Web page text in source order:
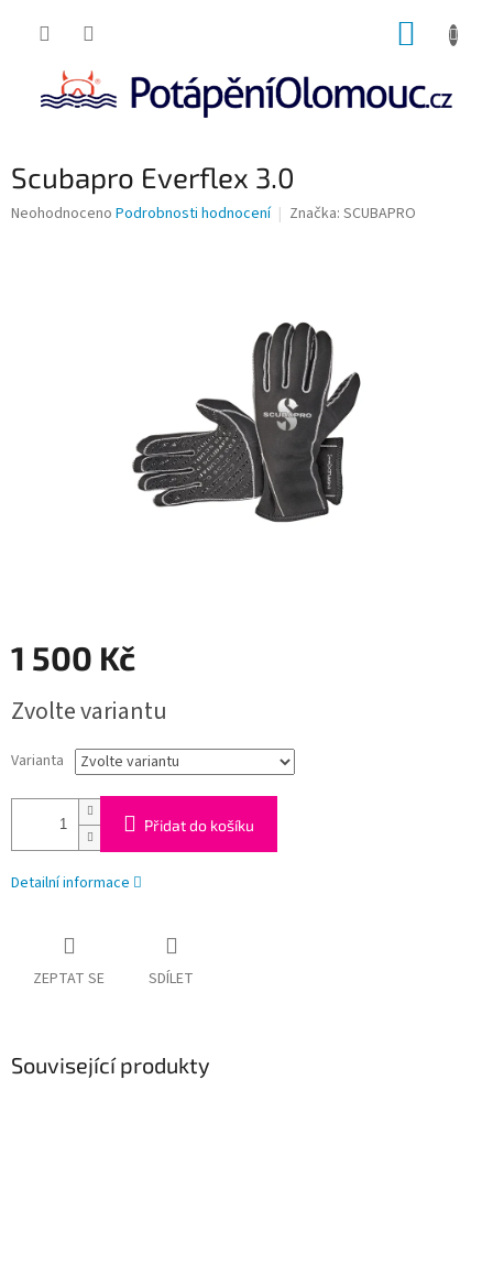
Scubapro Everflex 3.0
Průměrné
Neohodnoceno Podrobnosti hodnocení Značka: SCUBAPRO
1 500 Kč
cena:
Zvolte variantu
Varianta
Přidat do košíku
Detailní informace
ZEPTAT SE SDÍLET
Související produkty